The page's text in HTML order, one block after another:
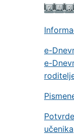
e-
e-
učenika